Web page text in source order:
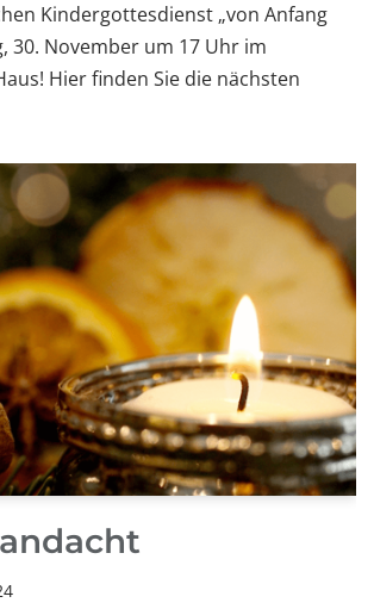
Kindergottesdienst „von Anfang
30. November um 17 Uhr im
Hier finden Sie die nächsten